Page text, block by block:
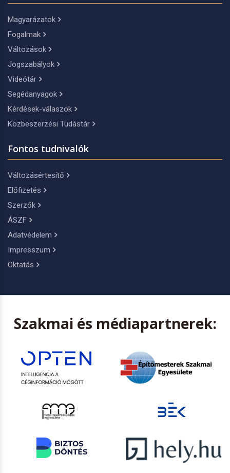
Magyarázatok
Fogalmak
Változások
Jogszabályok
Videótár
Segédanyagok
Kérdések-válaszok
Közbeszerzési Tudástár
Fontos tudnivalók
Változásértesítő
Előfizetés
Szerzők
ÁSZF
Adatvédelem
Impresszum
Oktatás
Szakmai és médiapartnerek: